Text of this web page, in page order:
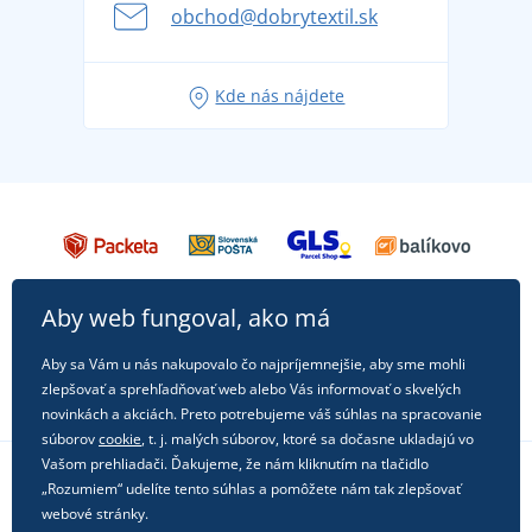
obchod@dobrytextil.sk
Kde nás nájdete
Sledujte nás na sociálnych sieťach
Aby web fungoval, ako má
Aby sa Vám u nás nakupovalo čo najpríjemnejšie, aby sme mohli
zlepšovať a sprehľadňovať web alebo Vás informovať o skvelých
novinkách a akciách. Preto potrebujeme váš súhlas na spracovanie
súborovcookie, t. j. malých súborov, ktoré sa dočasne ukladajú vo
Vašom prehliadači. Ďakujeme, že nám kliknutím na tlačidlo
„Rozumiem“ udelíte tento súhlas a pomôžete nám tak zlepšovať
webové stránky.